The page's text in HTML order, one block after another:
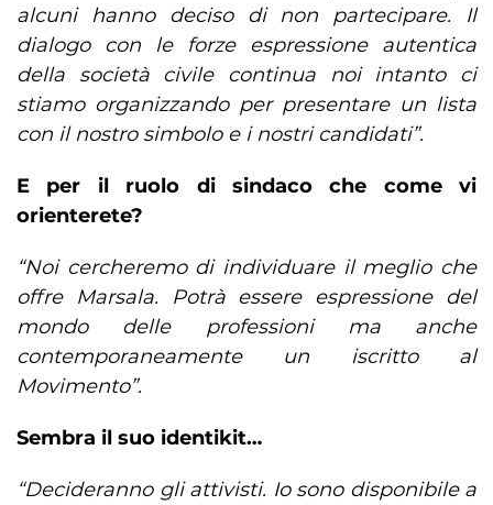
alcuni hanno deciso di non partecipare. Il
dialogo con le forze espressione autentica
della società civile continua noi intanto ci
stiamo organizzando per presentare un lista
con il nostro simbolo e i nostri candidati”.
E per il ruolo di sindaco che come vi
orienterete?
“Noi cercheremo di individuare il meglio che
offre Marsala. Potrà essere espressione del
mondo delle professioni ma anche
contemporaneamente un iscritto al
Movimento”.
Sembra il suo identikit…
“Decideranno gli attivisti. Io sono disponibile a